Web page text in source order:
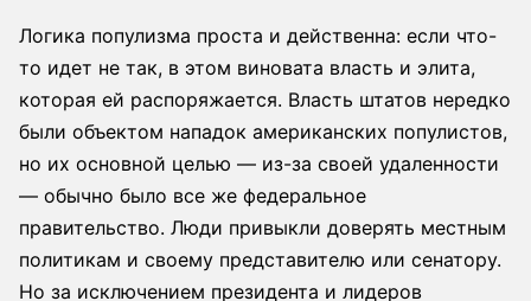
Логика популизма проста и действенна: если что-
то идет не так, в этом виновата власть и элита,
которая ей распоряжается. Власть штатов нередко
были объектом нападок американских популистов,
но их основной целью — из-за своей удаленности
— обычно было все же федеральное
правительство. Люди привыкли доверять местным
политикам и своему представителю или сенатору.
Но за исключением президента и лидеров